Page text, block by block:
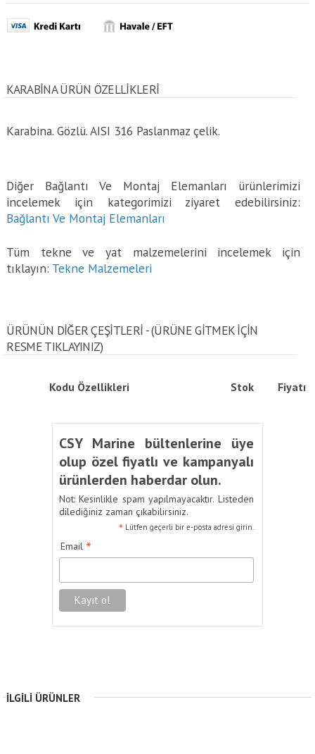
KARABINA ÜRÜN ÖZELLİKLERİ
Karabina. Gözlü. AISI 316 Paslanmaz çelik.
Diğer Bağlantı Ve Montaj Elemanları ürünlerimizi
incelemek için kategorimizi ziyaret edebilirsiniz:
Bağlantı Ve Montaj Elemanları
Tüm tekne ve yat malzemelerini incelemek için
tıklayın: Tekne Malzemeleri
ÜRÜNÜN DİĞER ÇEŞİTLERİ - (ÜRÜNE GITMEK IÇIN
RESME TIKLAYINIZ)
Kodu Özellikleri Stok Fiyatı
CSY Marine bültenlerine üye
olup özel fiyatlı ve kampanyalı
ürünlerden haberdar olun.
Not: Kesinlikle spam yapılmayacaktır. Listeden
dilediğiniz zaman çıkabilirsiniz.
* Lütfen geçerli bir e-posta adresi girin.
Email *
İLGILI ÜRÜNLER